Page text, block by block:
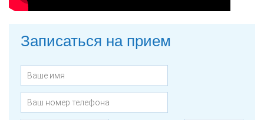
Записаться на прием